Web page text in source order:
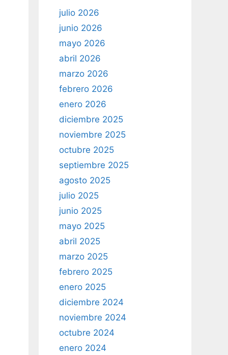
julio 2026
junio 2026
mayo 2026
abril 2026
marzo 2026
febrero 2026
enero 2026
diciembre 2025
noviembre 2025
octubre 2025
septiembre 2025
agosto 2025
julio 2025
junio 2025
mayo 2025
abril 2025
marzo 2025
febrero 2025
enero 2025
diciembre 2024
noviembre 2024
octubre 2024
enero 2024